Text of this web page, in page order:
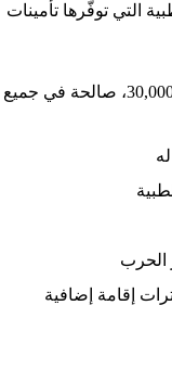
توفّرها تأمينات
تغطية مصاريف طبية بقيمة €30,000، صالحة في جميع
إضافية